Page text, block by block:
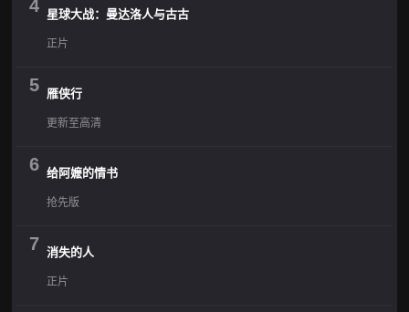
4 星球大战：曼达洛人与古古
正片
5 雁侠行
更新至高清
6 给阿嬷的情书
抢先版
7 消失的人
正片